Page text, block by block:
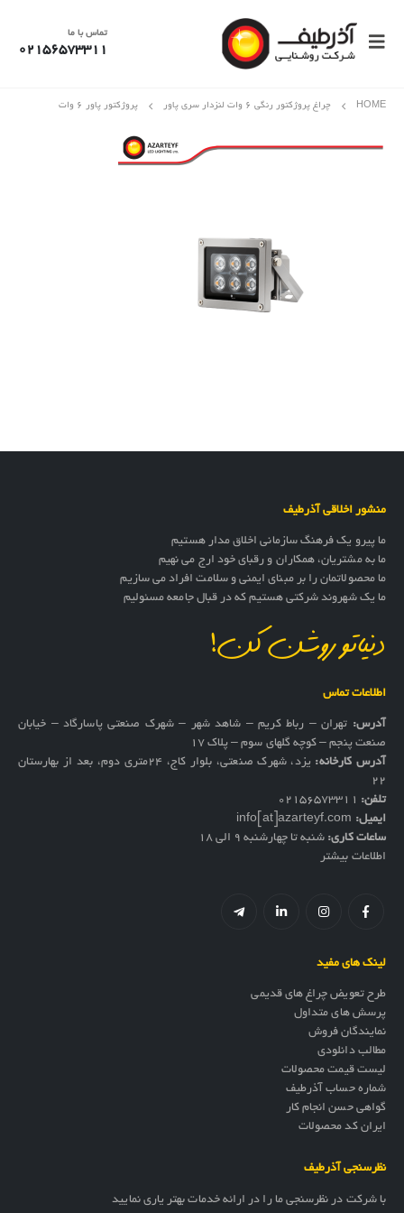
تماس با ما
02156573311
HOME چراغ پروژکتور رنگی 6 وات لنزدار سری پاور پروژکتور پاور ۶ وات
منشور اخلاقی آذرطیف
ما پیرو یک فرهنگ سازمانی اخلاق مدار هستیم
ما به مشتریان، همکاران و رقبای خود ارج می نهیم
ما محصولاتمان را بر مبنای ایمنی و سلامت افراد می سازیم
ما یک شهروند شرکتی هستیم که در قبال جامعه مسئولیم
دنیاتو روشن کن!
اطلاعات تماس
آدرس: تهران – رباط کریم – شاهد شهر – شهرک صنعتی پاسارگاد – خیابان
صنعت پنجم – کوچه گلهای سوم – پلاک 17
آدرس کارخانه:
یزد، شهرک صنعتی، بلوار کاج، ۲۴متری دوم، بعد از بهارستان
۲۲
تلفن: 02156573311
ایمیل: info[at]azarteyf.com
ساعات کاری: شنبه تا چهارشنبه 9 الی 18
اطلاعات بیشتر
لینک های مفید
طرح تعویض چراغ های قدیمی
پرسش های متداول
نمایندگان فروش
مطالب دانلودی
لیست قیمت محصولات
شماره حساب آذرطیف
گواهی حسن انجام کار
ایران کد محصولات
نظرسنجی آذرطیف
با شرکت در نظرسنجی ما را در ارائه خدمات بهتر یاری نمایید